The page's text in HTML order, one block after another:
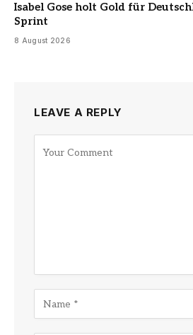
Isabel Gose holt Gold für
Sprint
8 August 2026
LEAVE A REPLY